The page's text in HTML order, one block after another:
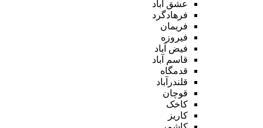
عشق آباد
فرهادگرد
فریمان
فیروزه
فیض آباد
قاسم آباد
قدمگاه
قلندرآباد
قوچان
کاخک
کاریز